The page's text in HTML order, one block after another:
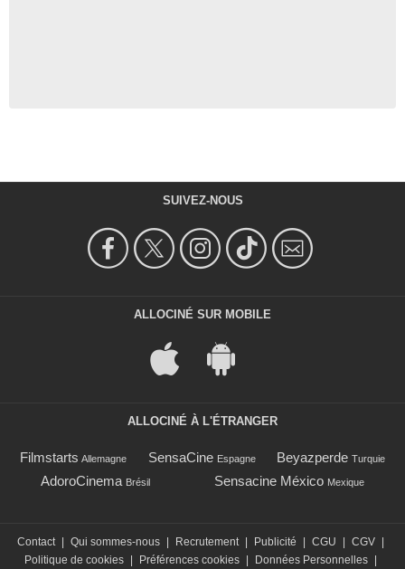
SUIVEZ-NOUS
ALLOCINÉ SUR MOBILE
ALLOCINÉ À L'ÉTRANGER
Filmstarts Allemagne SensaCine Espagne Beyazperde Turquie
AdoroCinema Brésil Sensacine México Mexique
Contact | Qui sommes-nous | Recrutement | Publicité | CGU | CGV |
Politique de cookies | Préférences cookies | Données Personnelles |